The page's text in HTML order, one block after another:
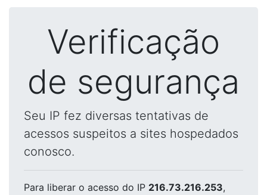
Verificação
de segurança
Seu IP fez diversas tentativas de
acessos suspeitos a sites hospedados
conosco.
Para liberar o acesso do IP 216.73.216.253,